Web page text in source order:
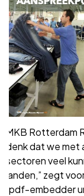
MKB Rotterdam
denk dat we met
sectoren veel
landen,” zegt
[pdf-embedder